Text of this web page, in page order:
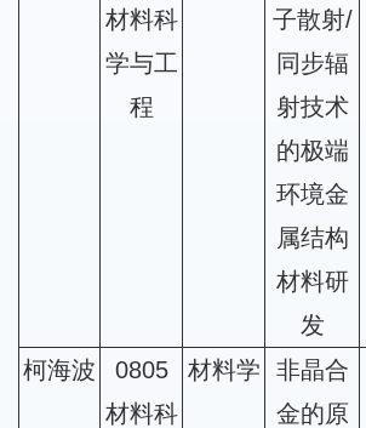
材料科
学与工
程
子散射/
同步辐
射技术
的极端
环境金
属结构
材料研
发
柯海波
0805
材料科
材料学
非晶合
金的原